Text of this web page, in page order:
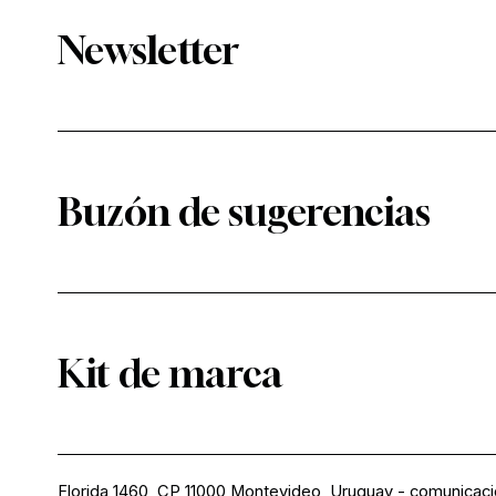
Newsletter
Buzón de sugerencias
Kit de marca
Florida 1460, CP 11000 Montevideo, Uruguay -